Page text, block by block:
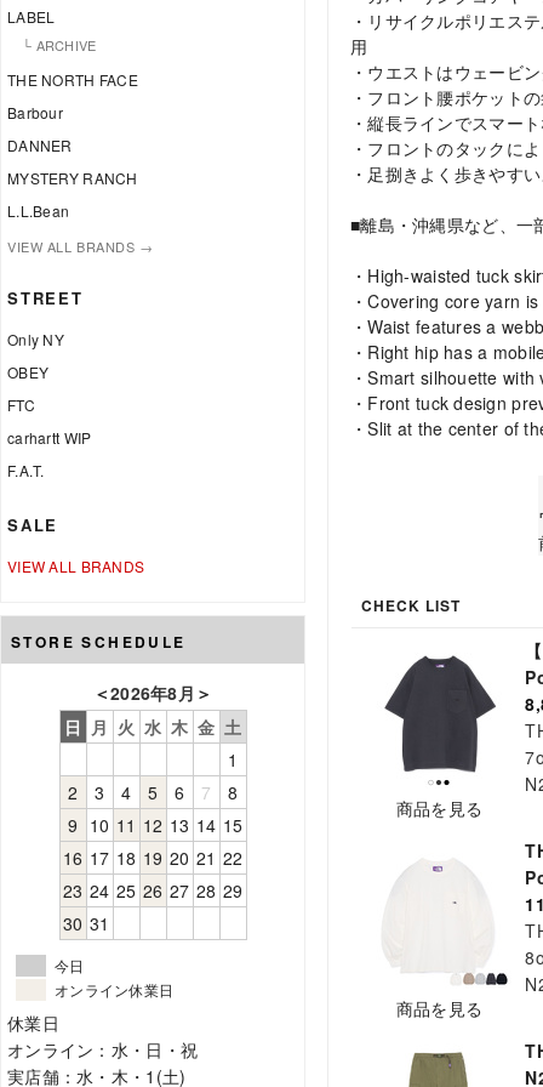
LABEL
└ ARCHIVE
THE NORTH FACE
Barbour
DANNER
MYSTERY RANCH
L.L.Bean
VIEW ALL BRANDS →
STREET
Only NY
OBEY
FTC
carhartt WIP
F.A.T.
SALE
VIEW ALL BRANDS
STORE SCHEDULE
＜2026年8月 ＞
日 月 火 水 木 金 土
1
2
3 4 5 6 7
8
9 10 11 12 13 14 15
16 17 18 19 20 21 22
23 24 25 26 27 28 29
30 31
今日
オンライン休業日
休業日
オンライン：水・日・祝
実店舗：水・木・1(土)
・リサイクルポリエス
用
・ウエストはウェービ
・フロント腰ポケット
・縦長ラインでスマー
・フロントのタックに
・足捌きよく歩きやす
■離島・沖縄県など、一
・High-waisted tuck
・Covering core yarn
・Waist features a
・Right hip has a
・Smart silhouette
・Front tuck design
・Slit at the center of
CHECK LIST
商品を見る
商品を見る